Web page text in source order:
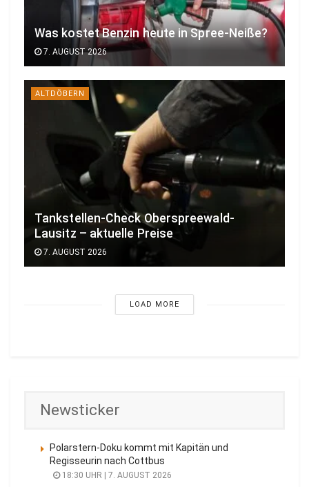
Was kostet Benzin heute in Spree-Neiße?
7. AUGUST 2026
ALTDÖBERN
Tankstellen-Check Oberspreewald-
Lausitz – aktuelle Preise
7. AUGUST 2026
LOAD MORE
Newsticker
Polarstern-Doku kommt mit Kapitän und
Regisseurin nach Cottbus
18:30 UHR | 7. AUGUST 2026